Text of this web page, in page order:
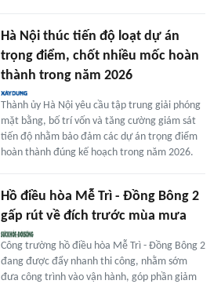
Hà Nội thúc tiến độ loạt dự án
trọng điểm, chốt nhiều mốc hoàn
thành trong năm 2026
Thành ủy Hà Nội yêu cầu tập trung giải phóng
mặt bằng, bố trí vốn và tăng cường giám sát
tiến độ nhằm bảo đảm các dự án trọng điểm
hoàn thành đúng kế hoạch trong năm 2026.
Hồ điều hòa Mễ Trì - Đồng Bông 2
gấp rút về đích trước mùa mưa
Công trường hồ điều hòa Mễ Trì - Đồng Bông 2
đang được đẩy nhanh thi công, nhằm sớm
đưa công trình vào vận hành, góp phần giảm